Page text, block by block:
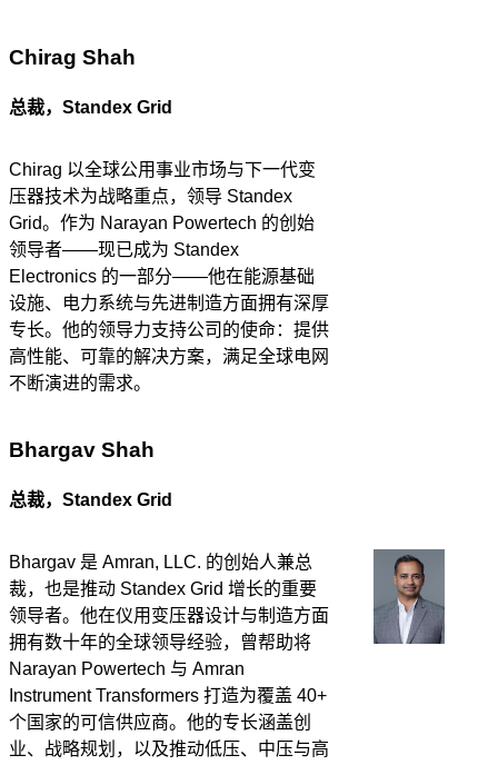
Chirag Shah
总裁，Standex Grid
Chirag 以全球公用事业市场与下一代变
压器技术为战略重点，领导 Standex
Grid。作为 Narayan Powertech 的创始
领导者——现已成为 Standex
Electronics 的一部分——他在能源基础
设施、电力系统与先进制造方面拥有深厚
专长。他的领导力支持公司的使命：提供
高性能、可靠的解决方案，满足全球电网
不断演进的需求。
Bhargav Shah
总裁，Standex Grid
Bhargav 是 Amran, LLC. 的创始人兼总
裁，也是推动 Standex Grid 增长的重要
领导者。他在仪用变压器设计与制造方面
拥有数十年的全球领导经验，曾帮助将
Narayan Powertech 与 Amran
Instrument Transformers 打造为覆盖 40+
个国家的可信供应商。他的专长涵盖创
业、战略规划，以及推动低压、中压与高